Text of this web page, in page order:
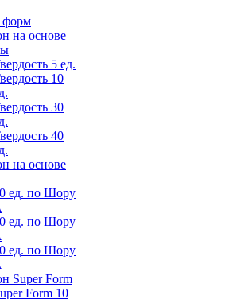
форм
на основе
5 ед.
10
30
40
на основе
ед. по Шору
ед. по Шору
ед. по Шору
Super Form
Form 10